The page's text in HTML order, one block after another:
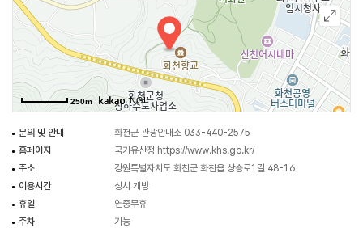
전학후묘 형식으로 건물들이 배치되어 있으며, 앞쪽에 명륜당, 뒤쪽에 대성전이
위치한다. 봄·가을로 석전제를 지내며, 지역 유림과 학생들이 참여하는 전통
행사가 이어지고 있다. 향교는 현재 교육보다는 전통문화 계승과 예절교육의
공간으로 활용되고 있다.
250m , NGII
문의 및 안내
화천군 관광안내소 033-440-2575
홈페이지
국가유산청 https://www.khs.go.kr/
주소
강원특별자치도 화천군 화천읍 상승로1길 48-16
이용시간
상시 개방
휴일
연중무휴
주차
가능